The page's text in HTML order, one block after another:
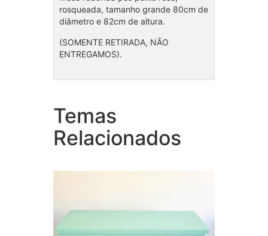
rosqueada, tamanho grande 80cm de
diâmetro e 82cm de altura.
(SOMENTE RETIRADA, NÃO
ENTREGAMOS).
Temas
Relacionados
Cômoda Verde